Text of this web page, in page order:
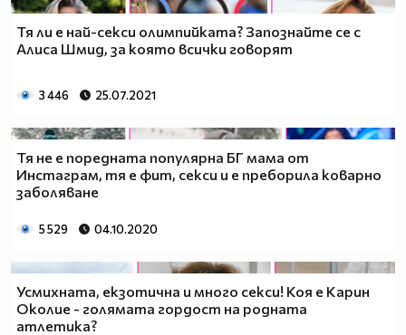
Тя ли е най-секси олимпийката? Запознайте се с
Алиса Шмид, за която всички говорят
3 446 25.07.2021
Тя не е поредната популярна БГ мама от
Инстаграм, тя е фит, секси и е преборила коварно
заболяване
5 529 04.10.2020
Усмихната, екзотична и много секси! Коя е Карин
Околие - голямата гордост на родната
атлетика?